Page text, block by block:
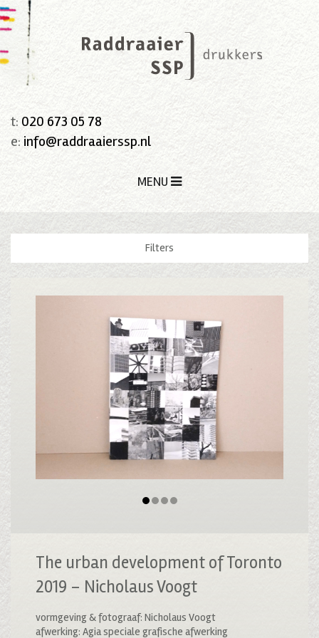
t: 020 673 05 78
e: info@raddraaierssp.nl
MENU
Filters
The urban development of Toronto
2019 – Nicholaus Voogt
vormgeving & fotograaf: Nicholaus Voogt
afwerking: Agia speciale grafische afwerking